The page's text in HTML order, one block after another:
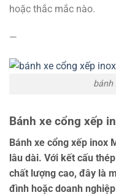
hoặc thắc mắc nào.
—
bánh
Bánh xe cổng xếp
Bánh xe cổng xếp inox
lâu dài. Với kết cấu
chất lượng cao, đây là
đình hoặc doanh